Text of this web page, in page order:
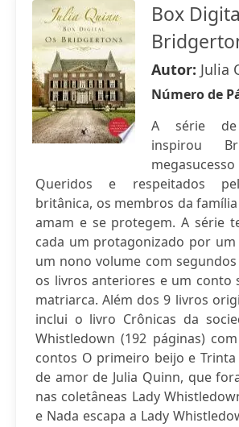
Box
Autor: Julia
Número de
A série
inspirou
Queridos e respeitados
britânica, os membros da
amam e se protegem. A série
cada um protagonizado por
um nono volume com
os livros anteriores e um conto
matriarca. Além dos 9 livros
inclui o livro Crônicas da
Whistledown (192 páginas)
contos O primeiro beijo e Trinta
de amor de Julia Quinn, que
nas coletâneas Lady
e Nada escapa a Lady